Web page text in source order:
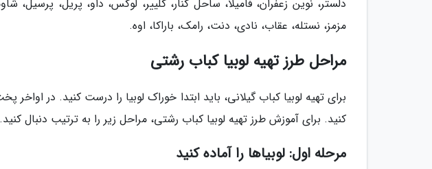
دلستر، نوین زعفران، فامیلا، ساحل کنار، کلییر، لوکس، داو، پریل، پرسیل،
مزمز، نستله، عقاب، نادی، دنت، رامک، باراکا، اوه.
مراحل طرز تهیه لوبیا کباب رشتی
برای تهیه لوبیا کباب گیلانی، باید ابتدا خوراک لوبیا را درست کنید. در
کنید. برای آموزش طرز تهیه لوبیا کباب رشتی، مراحل زیر را به ترتیب دنبال کنید.
مرحله اول: لوبیاها را آماده کنید